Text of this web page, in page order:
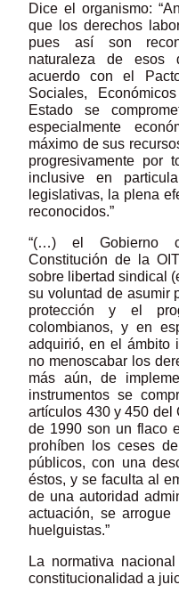
Dice el organismo:
que los derechos
pues así son
naturaleza de esos
acuerdo con el
Sociales,
Estado se
especialmente
máximo de sus
progresivamente por
inclusive en
legislativas, la plena
reconocidos.”
“(…) el Gobierno
Constitución de la
sobre libertad sindical
su voluntad de asumir
protección y el
colombianos, y en
adquirió, en el ámbito
no menoscabar los
más aún, de
instrumentos se
artículos 430 y 450 del
de 1990 son un flaco
prohíben los ceses
públicos, con una
éstos, y se faculta al
de una autoridad
actuación, se
huelguistas.”
La normativa
constitucionalidad a